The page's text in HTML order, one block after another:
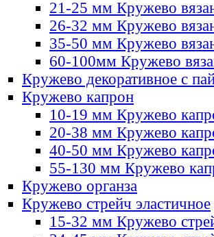
21-25 мм Кружево
26-32 мм Кружево
35-50 мм Кружево
60-100мм Кружево
Кружево декоративное с
Кружево капрон
10-19 мм Кружево
20-38 мм Кружево
40-50 мм Кружево
55-130 мм Кружево
Кружево органза
Кружево стрейч эластичное
15-32 мм Кружево